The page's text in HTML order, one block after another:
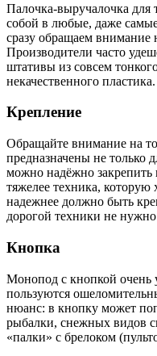
Палочка-выручалочка для
собой в любые, даже
сразу обращаем внимание
Производители часто
штативы из совсем
некачественного пластика.
Крепление
Обращайте внимание на
предназначены не только
можно надёжно закрепить
тяжелее техника, которую
надежнее должно быть
дорогой техники не нужно
Кнопка
Монопод с кнопкой очень
пользуются
нюанс: в кнопку может
рыбалки, снежных видов
«палки» с брелоком